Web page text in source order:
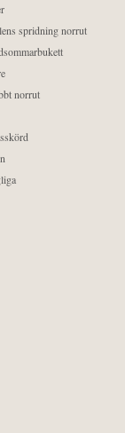
spridning norrut
norrut